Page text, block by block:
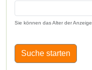
Sie können das Alter der
Suche starten